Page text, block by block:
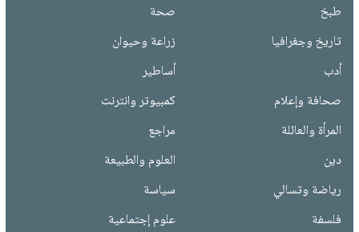
طبخ
صحة
تاريخ وجغرافيا
زراعة وحيوان
أدب
أساطير
صحافة وإعلام
كمبيوتر وانترنت
المرأة والعائلة
مراجع
دين
العلوم والطبيعة
رياضة وتسالي
سياسة
فلسفة
علوم إجتماعية